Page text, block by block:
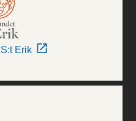
Erik